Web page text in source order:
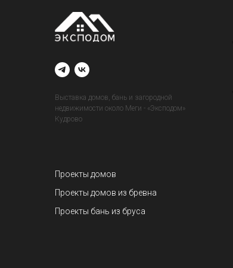
Выставка домов, бань и загородной
недвижимости около Меги - «Эксподом»
Кудрово
Проекты домов
Проекты домов из бревна
Проекты бань из бруса